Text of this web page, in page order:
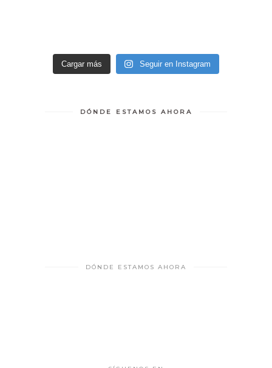
Cargar más Seguir en Instagram
DÓNDE ESTAMOS AHORA
DÓNDE ESTAMOS AHORA